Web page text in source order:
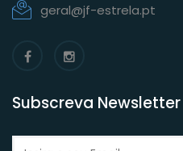
geral@jf-estrela.pt
Subscreva Newsletter